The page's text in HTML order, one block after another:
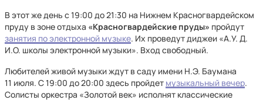
В этот же день с 19:00 до 21:30 на Нижнем Красногвардейском
пруду в зоне отдыха «Красногвардейские пруды» пройдут
занятия по электронной музыке. Их проведут диджеи «А.У. Д.
И.О. школы электронной музыки». Вход свободный.
Любителей живой музыки ждут в саду имени Н.Э. Баумана
11 июля. С 19:00 до 20:00 здесь пройдет музыкальный вечер.
Солисты оркестра «Золотой век» исполнят классические